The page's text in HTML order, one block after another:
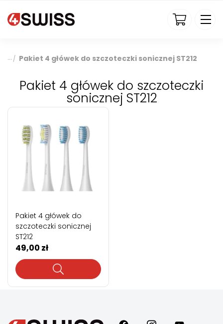
4swiss.pl
/ Pakiet 4 główek do szczoteczki sonicznej ST212
Pakiet 4 główek do szczoteczki
sonicznej ST212
Pakiet 4 główek do
szczoteczki sonicznej
ST212
49,00 zł